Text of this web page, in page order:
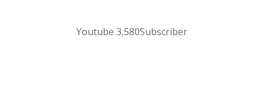
Youtube 3,580Subscriber